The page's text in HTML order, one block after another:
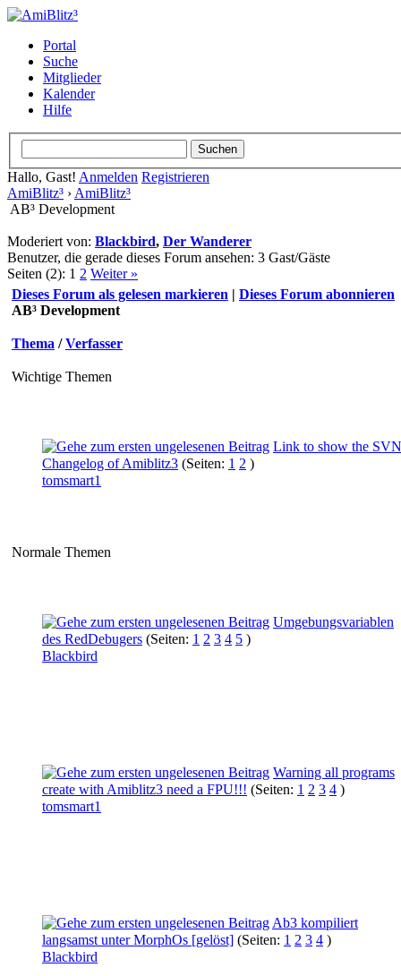
Portal
Suche
Mitglieder
Kalender
Hilfe
Hallo, Gast! Anmelden Registrieren
AmiBlitz³ › AmiBlitz³
AB³ Development
Moderiert von: Blackbird, Der Wanderer
Benutzer, die gerade dieses Forum ansehen: 3 Gast/Gäste
Seiten (2): 1 2 Weiter »
Dieses Forum als gelesen markieren | Dieses Forum abonnieren
AB³ Development
Thema /Verfasser
Wichtige Themen
Link to show the SVN
Changelog of Amiblitz3 (Seiten: 1 2 )
tomsmart1
Normale Themen
Umgebungsvariablen
des RedDebugers (Seiten: 1 2 3 4 5 )
Blackbird
Warning all programs
create with Amiblitz3 need a FPU!!! (Seiten: 1 2 3 4 )
tomsmart1
Ab3 kompiliert
langsamst unter MorphOs [gelöst] (Seiten: 1 2 3 4 )
Blackbird